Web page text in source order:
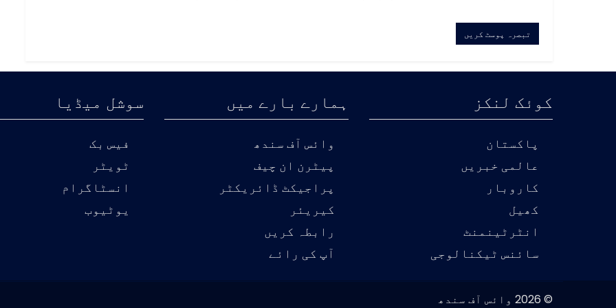
کوئک لنکز
پاکستان
عالمی خبریں
کاروبار
کھیل
انٹرٹینمنٹ
سائنس ٹیکنالوجی
ہمارے بارے میں
وائس آف سندھ
پیٹرن ان چیف
پراجیکٹ ڈائریکٹر
کیریئر
رابطہ کریں
آپ کی رائے
سوشل میڈیا
فیس بک
ٹویٹر
انسٹاگرام
یوٹیوب
© 2026 وائس آف سندھ